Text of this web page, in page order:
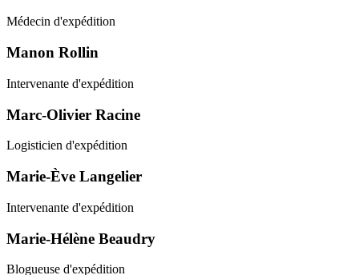
Médecin d'expédition
Manon Rollin
Intervenante d'expédition
Marc-Olivier Racine
Logisticien d'expédition
Marie-Ève Langelier
Intervenante d'expédition
Marie-Hélène Beaudry
Blogueuse d'expédition